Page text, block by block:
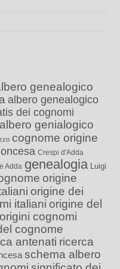
genealogico
albero genealogico
dei cognomi
albero genialogico
cognome origine
Crespi d'Adda
Adda genealogia Luigi
origine
origine dei
italiani origine del
origini cognomi
cognome
antenati ricerca
schema albero